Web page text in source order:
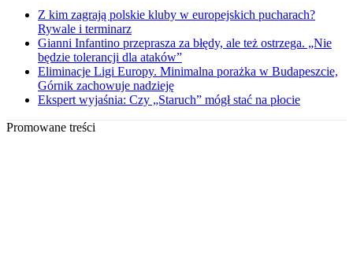
Z kim zagrają polskie kluby w europejskich pucharach?
Rywale i terminarz
Gianni Infantino przeprasza za błędy, ale też ostrzega. „Nie
będzie tolerancji dla ataków”
Eliminacje Ligi Europy. Minimalna porażka w Budapeszcie,
Górnik zachowuje nadzieję
Ekspert wyjaśnia: Czy „Staruch” mógł stać na płocie
Promowane treści